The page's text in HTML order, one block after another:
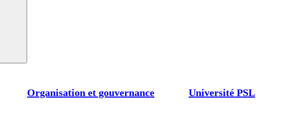
Organisation et gouvernance Université PSL